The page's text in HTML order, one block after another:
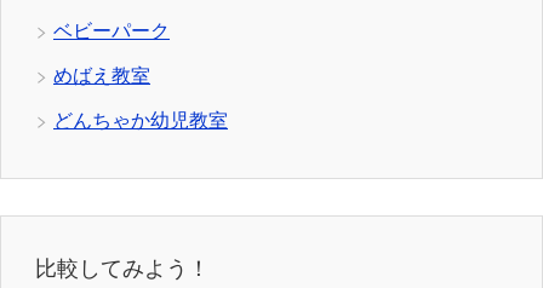
ベビーパーク
めばえ教室
どんちゃか幼児教室
比較してみよう！